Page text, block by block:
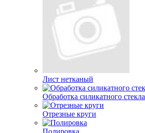
Лист нетканый
Обработка силикатного стекла
Отрезные круги
Полировка